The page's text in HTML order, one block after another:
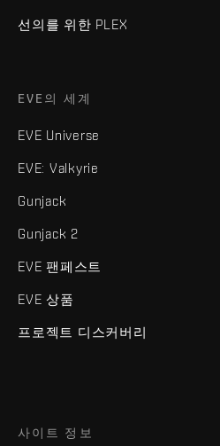
선의를 위한 PLEX
EVE의 세계
EVE Universe
EVE: Valkyrie
Gunjack
Gunjack 2
EVE 팬페스트
EVE 상품
프로젝트 디스커버리
사이트 정보